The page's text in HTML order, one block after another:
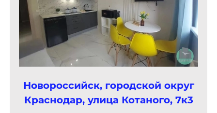
Новороссийск, городской округ
Краснодар, улица Котаного, 7к3